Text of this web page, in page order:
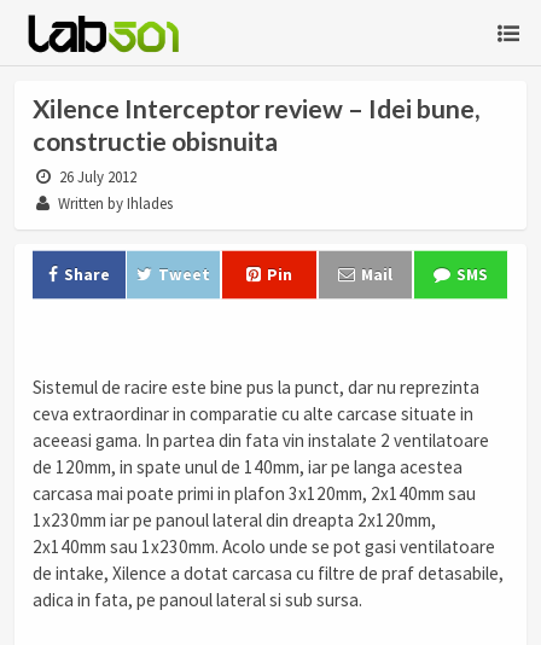
Xilence Interceptor review – Idei bune,
constructie obisnuita
26 July 2012
Written by Ihlades
Share Tweet Pin Mail SMS
Sistemul de racire este bine pus la punct, dar nu reprezinta
ceva extraordinar in comparatie cu alte carcase situate in
aceeasi gama. In partea din fata vin instalate 2 ventilatoare
de 120mm, in spate unul de 140mm, iar pe langa acestea
carcasa mai poate primi in plafon 3x120mm, 2x140mm sau
1x230mm iar pe panoul lateral din dreapta 2x120mm,
2x140mm sau 1x230mm. Acolo unde se pot gasi ventilatoare
de intake, Xilence a dotat carcasa cu filtre de praf detasabile,
adica in fata, pe panoul lateral si sub sursa.